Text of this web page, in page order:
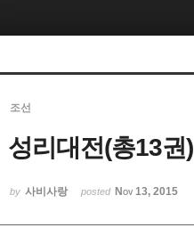
조선
성리대전(총13권)
by 사비사랑 posted Nov 13, 2015